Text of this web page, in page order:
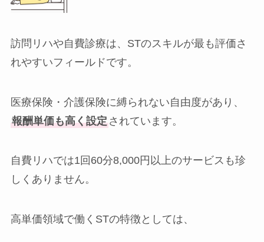
訪問リハや自費診療は、STのスキルが最も評価さ
れやすいフィールドです。
医療保険・介護保険に縛られない自由度があり、
報酬単価も高く設定されています。
自費リハでは1回60分8,000円以上のサービスも珍
しくありません。
高単価領域で働くSTの特徴としては、